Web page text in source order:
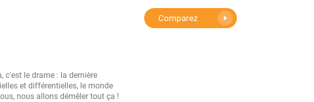
c'est le drame : la dernière
et différentielles, le monde
nous allons démêler tout ça !
Comparez